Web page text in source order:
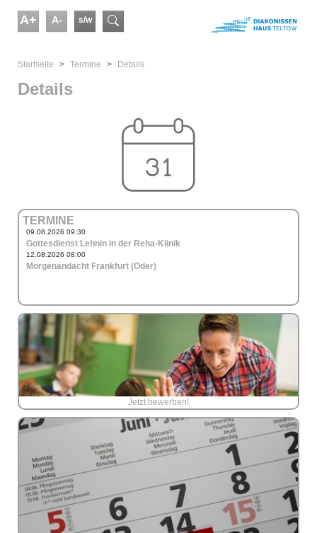
A+ A- s/w Suchformular
Startseite
Termine Details
Details
TERMINE
09.08.2026 09:30
Gottesdienst Lehnin in der Reha-Klinik
12.08.2026 08:00
Morgenandacht Frankfurt (Oder)
Jetzt bewerben!